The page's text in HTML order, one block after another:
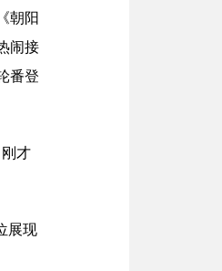
朝阳
闹接
番登
才
展现